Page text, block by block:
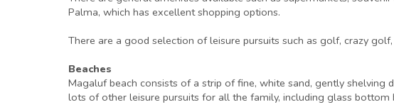
Palma, which has excellent shopping options.
There are a good selection of leisure pursuits such as golf, crazy
Beaches
Magaluf beach consists of a strip of fine, white sand, gently
lots of other leisure pursuits for all the family, including glass